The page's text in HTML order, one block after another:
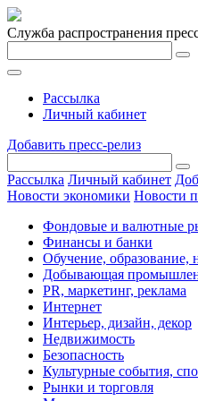
Служба распространения
Рассылка
Личный кабинет
Добавить пресс-релиз
Рассылка Личный кабинет
Новости экономики Новости
Фондовые и валютные
Финансы и банки
Обучение, образование,
Добывающая
PR, маркетинг, реклама
Интернет
Интерьер, дизайн, декор
Недвижимость
Безопасность
Культурные события,
Рынки и торговля